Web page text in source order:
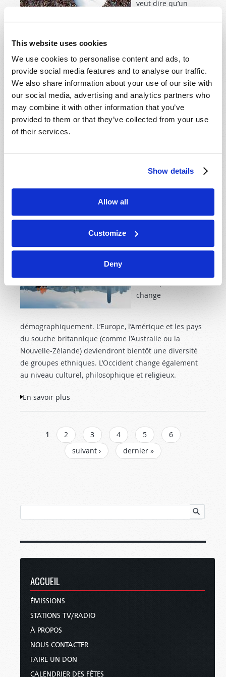
This website uses cookies
We use cookies to personalise content and ads, to
provide social media features and to analyse our traffic.
We also share information about your use of our site with
our social media, advertising and analytics partners who
may combine it with other information that you’ve
provided to them or that they’ve collected from your use
of their services.
Show details
Allow all
Customize
Deny
veut dire qu’un
suite à l’avènement des ordinateurs personnels et des
téléphones portables au cours des dernières
décennies, il est devenu habituel de faire ses courses
en ligne. C’est une nouvelle normalité. Beaucoup de
nouvelles « normalités » émergent, mais sont-elles
toutes bonnes et positives ?
COMBIEN LES RELIGIONS ET LES PHILOSOPHIES
ORIENTALES VOUS ONT-ELLES AFFECTÉ(E) ?
17 mars 2020 Roger Meyer
monde, l’Occident
change
démographiquement. L’Europe, l’Amérique et les pays
du souche britannique (comme l’Australie ou la
Nouvelle-Zélande) deviendront bientôt une diversité
de groupes ethniques. L’Occident change également
au niveau culturel, philosophique et religieux.
En savoir plus
PAGES
1 2 3 4 5
6
suivant ›
dernier »
ACCUEIL
ÉMISSIONS
STATIONS TV/RADIO
À PROPOS
NOUS CONTACTER
FAIRE UN DON
CALENDRIER DES FÊTES